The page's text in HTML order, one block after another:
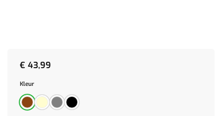
€ 43,99
Kleur